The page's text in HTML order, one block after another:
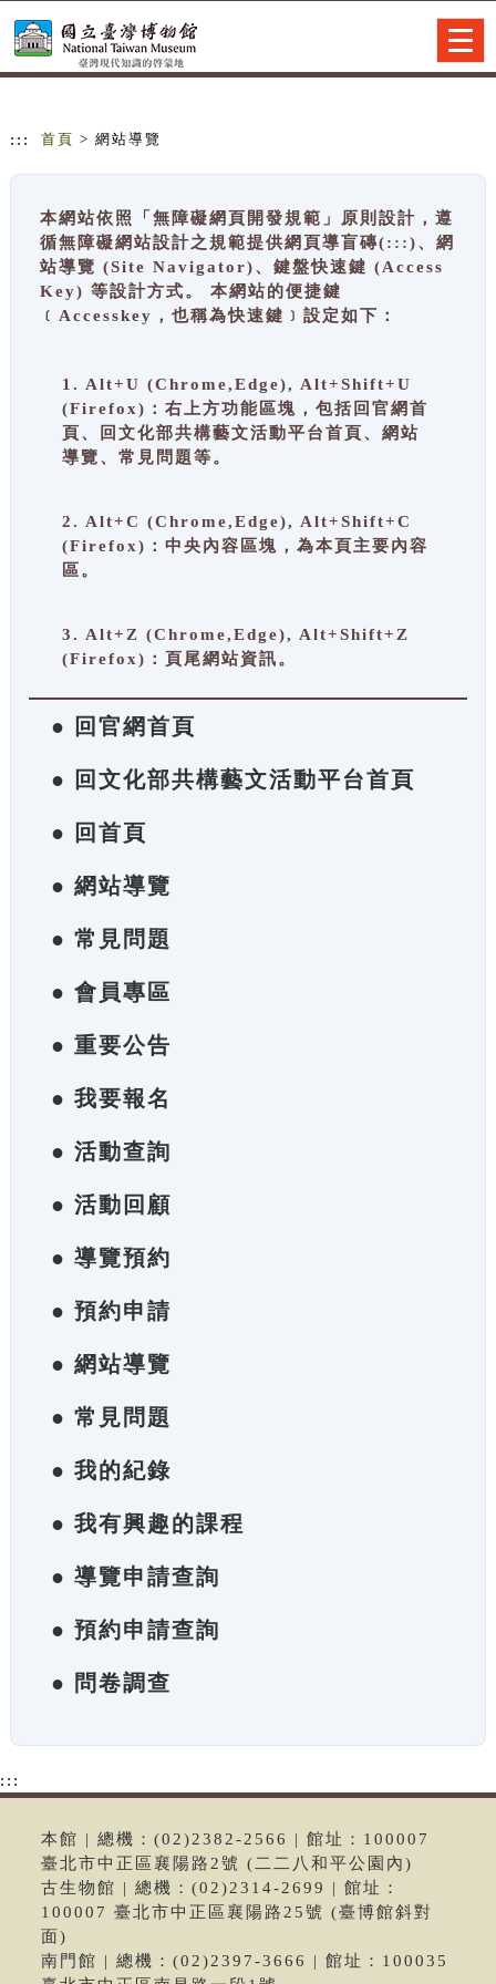
::: 首頁 > 網站導覽
本網站依照「無障礙網頁開發規範」原則設計，遵
循無障礙網站設計之規範提供網頁導盲磚(:::)、網
站導覽 (Site Navigator)、鍵盤快速鍵 (Access
Key) 等設計方式。 本網站的便捷鍵
﹝Accesskey，也稱為快速鍵﹞設定如下：
1. Alt+U (Chrome,Edge), Alt+Shift+U
(Firefox)：右上方功能區塊，包括回官網首
頁、回文化部共構藝文活動平台首頁、網站
導覽、常見問題等。
2. Alt+C (Chrome,Edge), Alt+Shift+C
(Firefox)：中央內容區塊，為本頁主要內容
區。
3. Alt+Z (Chrome,Edge), Alt+Shift+Z
(Firefox)：頁尾網站資訊。
● 回官網首頁
● 回文化部共構藝文活動平台首頁
● 回首頁
● 網站導覽
● 常見問題
● 會員專區
● 重要公告
● 我要報名
● 活動查詢
● 活動回顧
● 導覽預約
● 預約申請
● 網站導覽
● 常見問題
● 我的紀錄
● 我有興趣的課程
● 導覽申請查詢
● 預約申請查詢
● 問卷調查
:::
本館 | 總機：(02)2382-2566 | 館址：100007
臺北市中正區襄陽路2號 (二二八和平公園內)
古生物館 | 總機：(02)2314-2699 | 館址：
100007 臺北市中正區襄陽路25號 (臺博館斜對
面)
南門館 | 總機：(02)2397-3666 | 館址：100035